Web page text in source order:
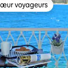
voyageurs
voyageurs